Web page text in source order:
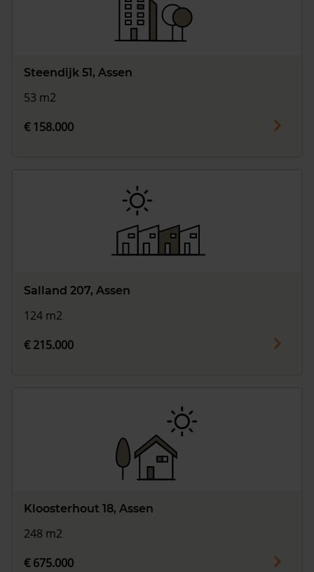
Steendijk 51, Assen
53 m2
€ 158.000
Salland 207, Assen
124 m2
€ 215.000
Kloosterhout 18, Assen
248 m2
€ 675.000